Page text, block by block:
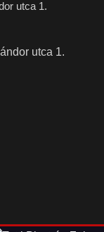
utca 1.
utca 1.